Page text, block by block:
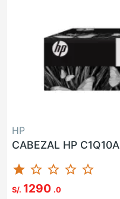
HP
CABEZAL HP
star star_border star_border star_border star_border
S/. 1290 .0